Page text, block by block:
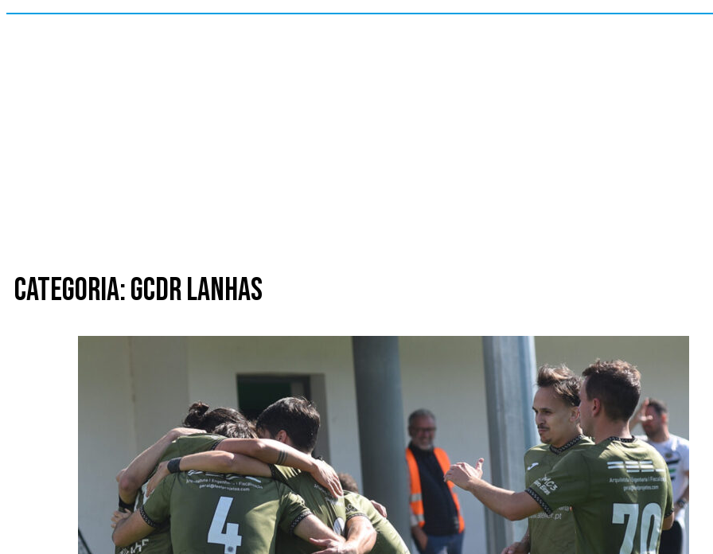
Categoria: GCDR Lanhas